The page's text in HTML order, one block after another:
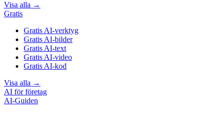
Visa alla →
Gratis
Gratis AI-verktyg
Gratis AI-bilder
Gratis AI-text
Gratis AI-video
Gratis AI-kod
Visa alla →
AI för företag
AI-Guiden